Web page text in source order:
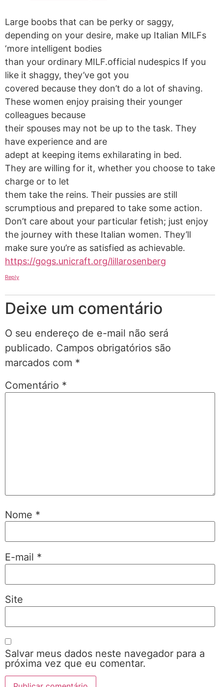
Large boobs that can be perky or saggy,
depending on your desire, make up Italian MILFs
‘more intelligent bodies
than your ordinary MILF.official nudespics If you
like it shaggy, they’ve got you
covered because they don’t do a lot of shaving.
These women enjoy praising their younger
colleagues because
their spouses may not be up to the task. They
have experience and are
adept at keeping items exhilarating in bed.
They are willing for it, whether you choose to take
charge or to let
them take the reins. Their pussies are still
scrumptious and prepared to take some action.
Don’t care about your particular fetish; just enjoy
the journey with these Italian women. They’ll
make sure you’re as satisfied as achievable.
https://gogs.unicraft.org/lillarosenberg
Reply
Deixe um comentário
O seu endereço de e-mail não será
publicado. Campos obrigatórios são
marcados com *
Comentário *
Nome *
E-mail *
Site
Salvar meus dados neste navegador para a
próxima vez que eu comentar.